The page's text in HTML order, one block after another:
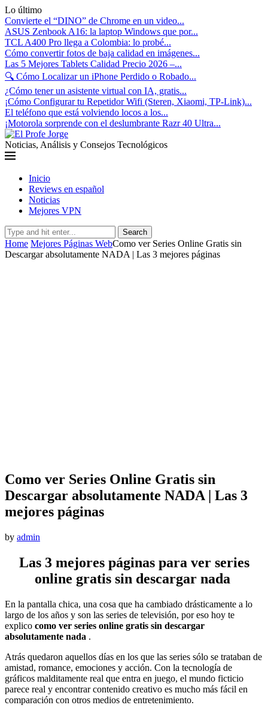
Lo último
Convierte el “DINO” de Chrome en un video...
ASUS Zenbook A16: la laptop Windows que por...
TCL A400 Pro llega a Colombia: lo probé...
Cómo convertir fotos de baja calidad en imágenes...
Las 5 Mejores Tablets Calidad Precio 2026 –...
🔍 Cómo Localizar un iPhone Perdido o Robado...
¿Cómo tener un asistente virtual con IA, gratis...
¡Cómo Configurar tu Repetidor Wifi (Steren, Xiaomi, TP-Link)...
El teléfono que está volviendo locos a los...
¡Motorola sorprende con el deslumbrante Razr 40 Ultra...
Noticias, Análisis y Consejos Tecnológicos
Inicio
Reviews en español
Noticias
Mejores VPN
Search
Home Mejores Páginas WebComo ver Series Online Gratis sin
Descargar absolutamente NADA | Las 3 mejores páginas
Como ver Series Online Gratis sin
Descargar absolutamente NADA | Las 3
mejores páginas
by admin
Las 3 mejores páginas para ver series
online gratis sin descargar nada
En la pantalla chica, una cosa que ha cambiado drásticamente a lo
largo de los años y son las series de televisión, por eso hoy te
explico como ver series online gratis sin descargar
absolutamente nada .
Atrás quedaron aquellos días en los que las series sólo se trataban de
amistad, romance, emociones y acción. Con la tecnología de
gráficos malditamente real que entra en juego, el mundo ficticio
parece real y encontrar contenido creativo es mucho más fácil en
comparación con otros medios de entretenimiento.